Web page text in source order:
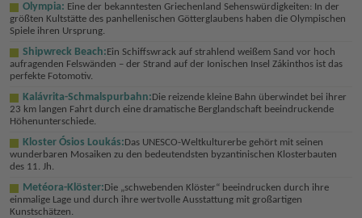
Olympia: Eine der bekanntesten Griechenland Sehenswürdigkeiten: In der
größten Kultstätte des panhellenischen Götterglaubens haben die Olympischen
Spiele ihren Ursprung.
Shipwreck Beach:Ein Schiffswrack auf strahlend weißem Sand vor hoch
aufragenden Felswänden – der Strand auf der Ionischen Insel Zákinthos ist das
perfekte Fotomotiv.
Kalávrita-Schmalspurbahn:Die reizende kleine Bahn überwindet bei ihrer
23 km langen Fahrt durch eine dramatische Berglandschaft beeindruckende
Höhenunterschiede.
Kloster Ósios Loukás:Das UNESCO-Weltkulturerbe gehört mit seinen
wunderbaren Mosaiken zu den bedeutendsten byzantinischen Klosterbauten
des 11. Jh.
Metéora-Klöster:Die „schwebenden Klöster“ beeindrucken durch ihre
einmalige Lage und durch ihre wertvolle Ausstattung mit großartigen
Kunstschätzen.